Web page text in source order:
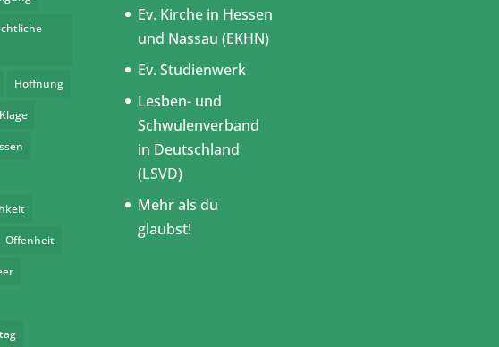
Hoffnung
Klage
Offenheit
Ev. Kirche in Hessen
und Nassau (EKHN)
Ev. Studienwerk
Lesben- und
Schwulenverband
in Deutschland
(LSVD)
Mehr als du
glaubst!